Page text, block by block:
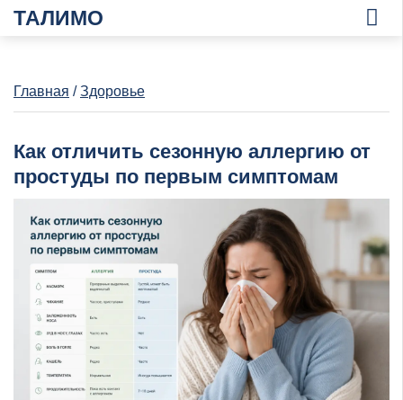
ТАЛИМО
Главная /Здоровье
Как отличить сезонную аллергию от
простуды по первым симптомам